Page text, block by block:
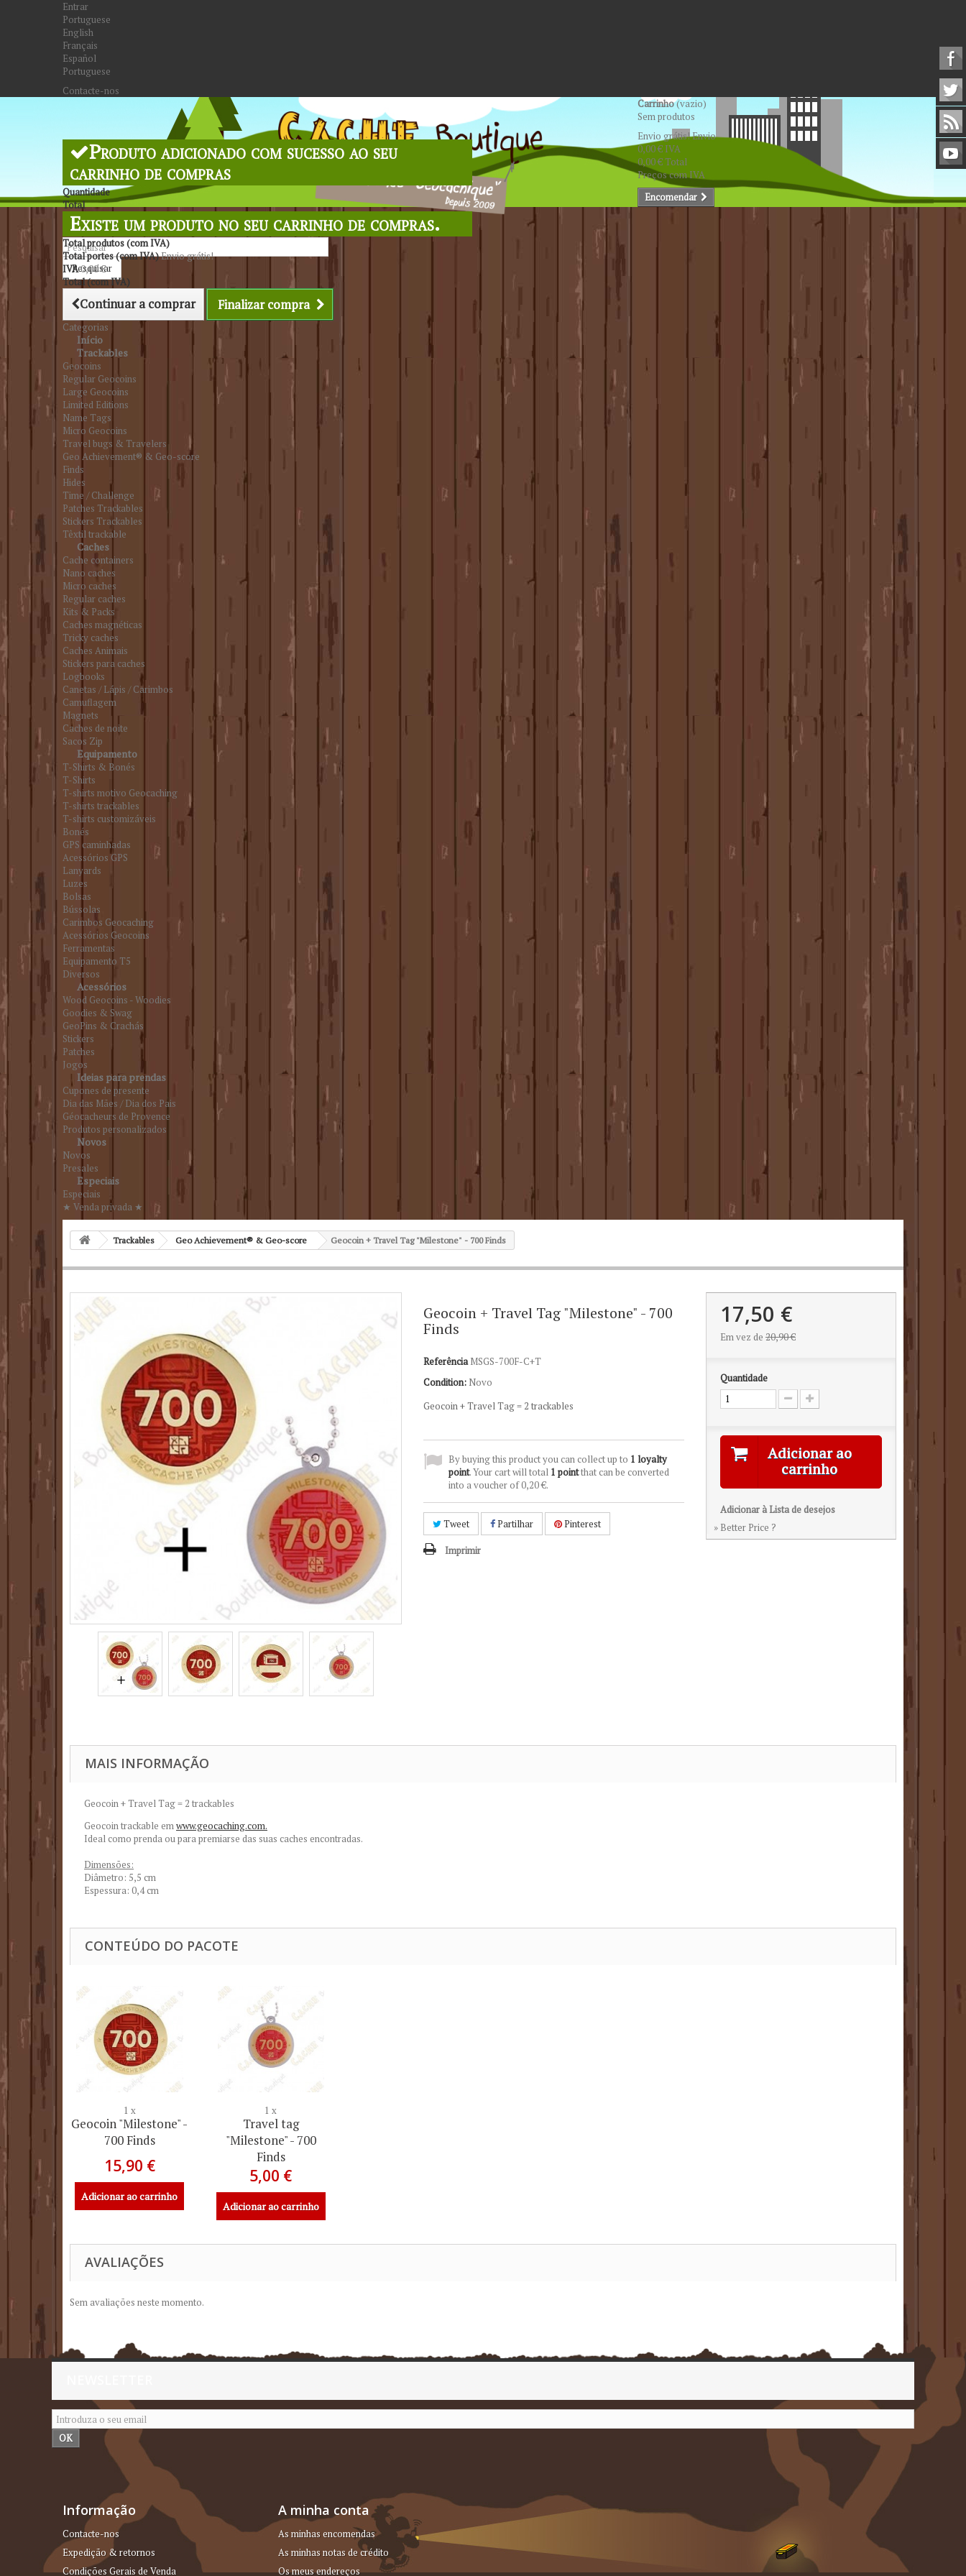
Entrar
Portuguese
English
Français
Español
Portuguese
Contacte-nos
Pesquisar
Carrinho(vazio)
Sem produtos
Envio grátis!Envio
0,00 € IVA
0,00 €Total
Preços com IVA
Encomendar
Produto adicionado com sucesso ao seu
carrinho de compras
Quantidade
Total
Existe um produto no seu carrinho de compras.
Total produtos (com IVA)
Total portes (com IVA)Envio grátis!
IVA0,00 €
Total (com IVA)
Continuar a comprar Finalizar compra
Categorias
Início
Trackables
Geocoins
Regular Geocoins
Large Geocoins
Limited Editions
Name Tags
Micro Geocoins
Travel bugs & Travelers
Geo Achievement® & Geo-score
Finds
Hides
Time / Challenge
Patches Trackables
Stickers Trackables
Têxtil trackable
Caches
Cache containers
Nano caches
Micro caches
Regular caches
Kits & Packs
Caches magnéticas
Tricky caches
Caches Animais
Stickers para caches
Logbooks
Canetas / Lápis / Carimbos
Camuflagem
Magnets
Caches de noite
Sacos Zip
Equipamento
T-Shirts & Bonés
T-Shirts
T-shirts motivo Geocaching
T-shirts trackables
T-shirts customizáveis
Bonés
GPS caminhadas
Acessórios GPS
Lanyards
Luzes
Bolsas
Bússolas
Carimbos Geocaching
Acessórios Geocoins
Ferramentas
Equipamento T5
Diversos
Acessórios
Wood Geocoins - Woodies
Goodies & Swag
GeoPins & Crachás
Stickers
Patches
Jogos
Ideias para prendas
Cupones de presente
Dia das Mães / Dia dos Pais
Géocacheurs de Provence
Produtos personalizados
Novos
Novos
Presales
Especiais
Especiais
★ Venda privada ★
Trackables Geo Achievement® & Geo-score Geocoin + Travel Tag "Milestone" - 700 Finds
Geocoin + Travel Tag "Milestone" - 700
Finds
Referência MSGS-700F-C+T
Condition: Novo
Geocoin + Travel Tag = 2 trackables
By buying this product you can collect up to 1 loyalty
point. Your cart will total 1 pointthat can be converted
into a voucher of0,20 €.
Tweet Partilhar Pinterest
Imprimir
17,50 €
Em vez de 20,90 €
Quantidade
Adicionar ao
carrinho
Adicionar à Lista de desejos
» Better Price ?
MAIS INFORMAÇÃO
Geocoin + Travel Tag = 2 trackables
Geocoin trackable emwww.geocaching.com.
Ideal como prenda ou para premiarse das suas caches encontradas.
Dimensões:
Diâmetro: 5,5 cm
Espessura: 0,4 cm
CONTEÚDO DO PACOTE
1 x
Geocoin "Milestone" -
700 Finds
15,90 €
Adicionar ao carrinho
1 x
Travel tag
"Milestone" - 700
Finds
5,00 €
Adicionar ao carrinho
AVALIAÇÕES
Sem avaliações neste momento.
OK
Informação
Contacte-nos
Expedição & retornos
Condições Gerais de Venda
A minha conta
As minhas encomendas
As minhas notas de crédito
Os meus endereços